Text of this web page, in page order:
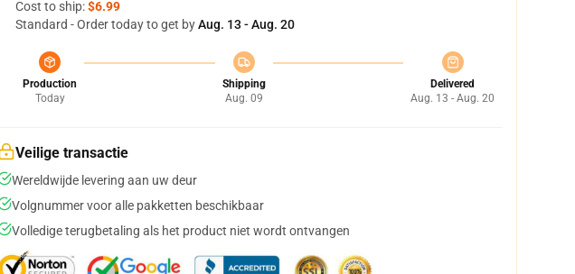
Cost to ship:$6.99
Standard - Order today to get byAug. 13 - Aug. 20
Production
Today
Shipping
Aug. 09
Delivered
Aug. 13 - Aug. 20
Veilige transactie
Wereldwijde levering aan uw deur
Volgnummer voor alle pakketten beschikbaar
Volledige terugbetaling als het product niet wordt ontvangen